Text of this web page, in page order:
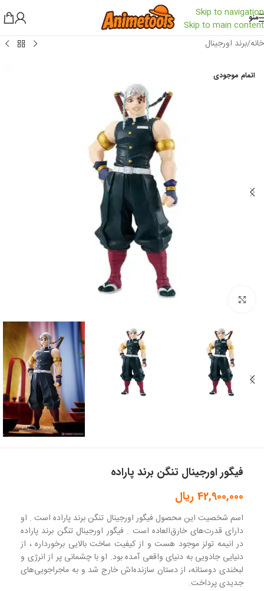
Skip to navigation
Skip to main content
منو
خانه/برند اورجینال
اتمام موجودی
فیگور اورجینال تنگن برند پاراده
42,900,000 ریال
اسم شخصیت این محصول فیگور اورجینال تنگن برند پاراده است . او
دارای قدرت‌های خارق‌العاده است . فیگور اورجینال تنگن برند پاراده
در انیمه تولز موجود هست و از کیفیت ساخت بالایی برخورداره ، از
دنیایی جادویی به دنیای واقعی آمده بود. او با چشمانی پر از انرژی و
لبخندی دوستانه، از دستان سازنده‌اش خارج شد و به ماجراجویی‌های
جدیدی پرداخت.